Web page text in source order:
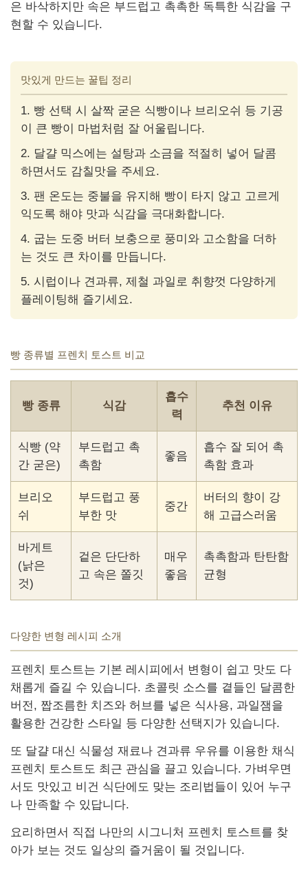
은 바삭하지만 속은 부드럽고 촉촉한 독특한 식감을 구
현할 수 있습니다.
맛있게 만드는 꿀팁 정리
1. 빵 선택 시 살짝 굳은 식빵이나 브리오쉬 등 기공
이 큰 빵이 마법처럼 잘 어울립니다.
2. 달걀 믹스에는 설탕과 소금을 적절히 넣어 달콤
하면서도 감칠맛을 주세요.
3. 팬 온도는 중불을 유지해 빵이 타지 않고 고르게
익도록 해야 맛과 식감을 극대화합니다.
4. 굽는 도중 버터 보충으로 풍미와 고소함을 더하
는 것도 큰 차이를 만듭니다.
5. 시럽이나 견과류, 제철 과일로 취향껏 다양하게
플레이팅해 즐기세요.
빵 종류별 프렌치 토스트 비교
빵 종류 식감
흡수
력
추천 이유
식빵 (약
간 굳은)
부드럽고 촉
촉함
좋음
흡수 잘 되어 촉
촉함 효과
브리오
쉬
부드럽고 풍
부한 맛
중간
버터의 향이 강
해 고급스러움
바게트
(낡은
것)
겉은 단단하
고 속은 쫄깃
매우
좋음
촉촉함과 탄탄함
균형
다양한 변형 레시피 소개
프렌치 토스트는 기본 레시피에서 변형이 쉽고 맛도 다
채롭게 즐길 수 있습니다. 초콜릿 소스를 곁들인 달콤한
버전, 짭조름한 치즈와 허브를 넣은 식사용, 과일잼을
활용한 건강한 스타일 등 다양한 선택지가 있습니다.
또 달걀 대신 식물성 재료나 견과류 우유를 이용한 채식
프렌치 토스트도 최근 관심을 끌고 있습니다. 가벼우면
서도 맛있고 비건 식단에도 맞는 조리법들이 있어 누구
나 만족할 수 있답니다.
요리하면서 직접 나만의 시그니처 프렌치 토스트를 찾
아가 보는 것도 일상의 즐거움이 될 것입니다.